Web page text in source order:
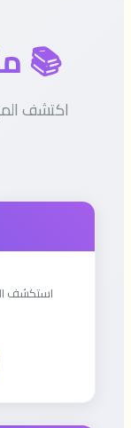
📚
اكتشف
استكشف